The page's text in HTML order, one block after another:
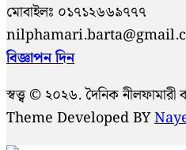
মোবাইলঃ
বিজ্ঞাপন দিন
স্বত্ত্ব © ২০২৬. দৈনিক নীলফামারী
Theme Developed BY